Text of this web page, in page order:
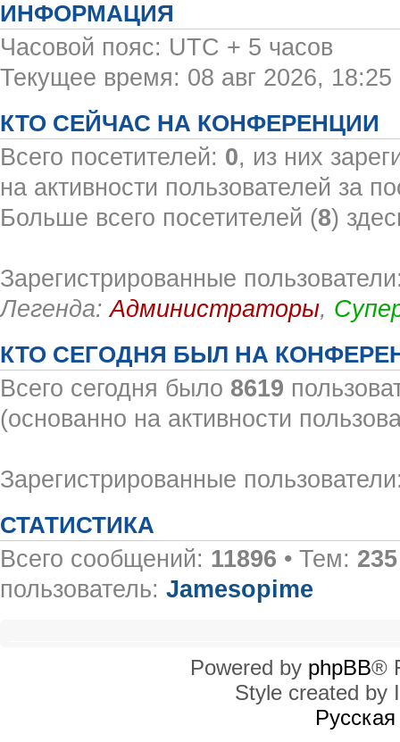
ИНФОРМАЦИЯ
Часовой пояс: UTC + 5 часов
Текущее время: 08 авг 2026, 18:25
КТО СЕЙЧАС НА КОНФЕРЕНЦИИ
Всего посетителей: 0, из них
на активности пользователей за
Больше всего посетителей (8)
Зарегистрированные
Легенда:Администраторы,
КТО СЕГОДНЯ БЫЛ НА
Всего сегодня было 8619
(основанно на активности
Зарегистрированные
СТАТИСТИКА
Всего сообщений: 11896 • Тем: 235
пользователь: Jamesopime
Powered by phpBB®
Style created by